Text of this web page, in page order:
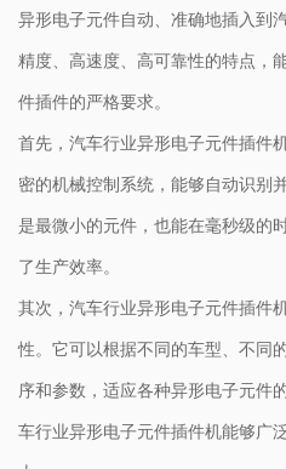
异形电子元件自动、准确地插入到
精度、高速度、高可靠性的特点，
件插件的严格要求。
首先，汽车行业异形电子元件插件
密的机械控制系统，能够自动识别
是最微小的元件，也能在毫秒级的
了生产效率。
其次，汽车行业异形电子元件插件
性。它可以根据不同的车型、不同
序和参数，适应各种异形电子元件
车行业异形电子元件插件机能够广